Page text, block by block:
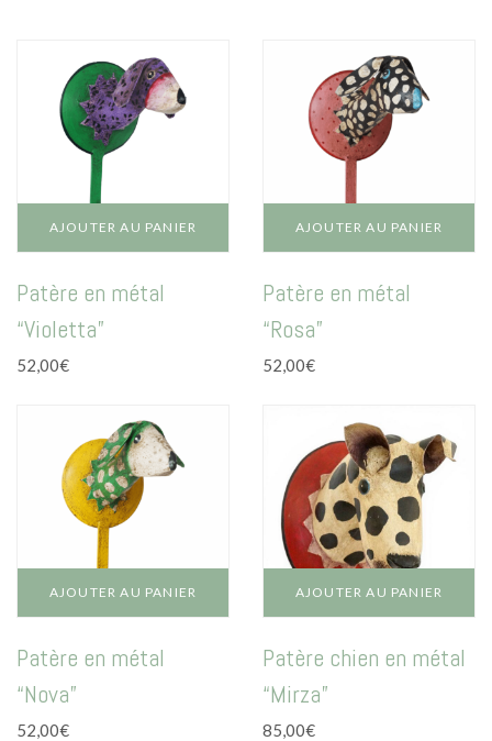
Echarpes / Pareos
Kimonos
Blouses et jupes
Sacs en Kantha
Pochettes ordinateur
Objets déco
Thème
La vie en vert
La vie en bleu
Carte cadeau
AJOUTER AU PANIER
Patère en métal
“Violetta”
52,00€
AJOUTER AU PANIER
Patère en métal
“Rosa”
52,00€
AJOUTER AU PANIER
Patère en métal
“Nova”
52,00€
AJOUTER AU PANIER
Patère chien en métal
“Mirza”
85,00€